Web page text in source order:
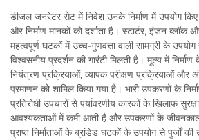
डीजल जनरेटर सेट में निवेश उनके निर्माण में उपयोग
और निर्माण मानकों को दर्शाता है। स्टार्टर, इंजन
महत्वपूर्ण घटकों में उच्च-गुणवत्ता वाली सामग्री के
विश्वसनीय प्रदर्शन की गारंटी मिलती है। मूल्य में निर्माण
नियंत्रण प्रक्रियाओं, व्यापक परीक्षण प्रक्रियाओं और
प्रमाणन को शामिल किया गया है। भारी उपकरणों के
प्रतिरोधी उपचारों से पर्यावरणीय कारकों के खिलाफ
आवश्यकताओं में कमी आती है और उपकरणों के जीवनकाल में
प्राप्त निर्माताओं के ब्रांडेड घटकों के उपयोग से पुर्जों की